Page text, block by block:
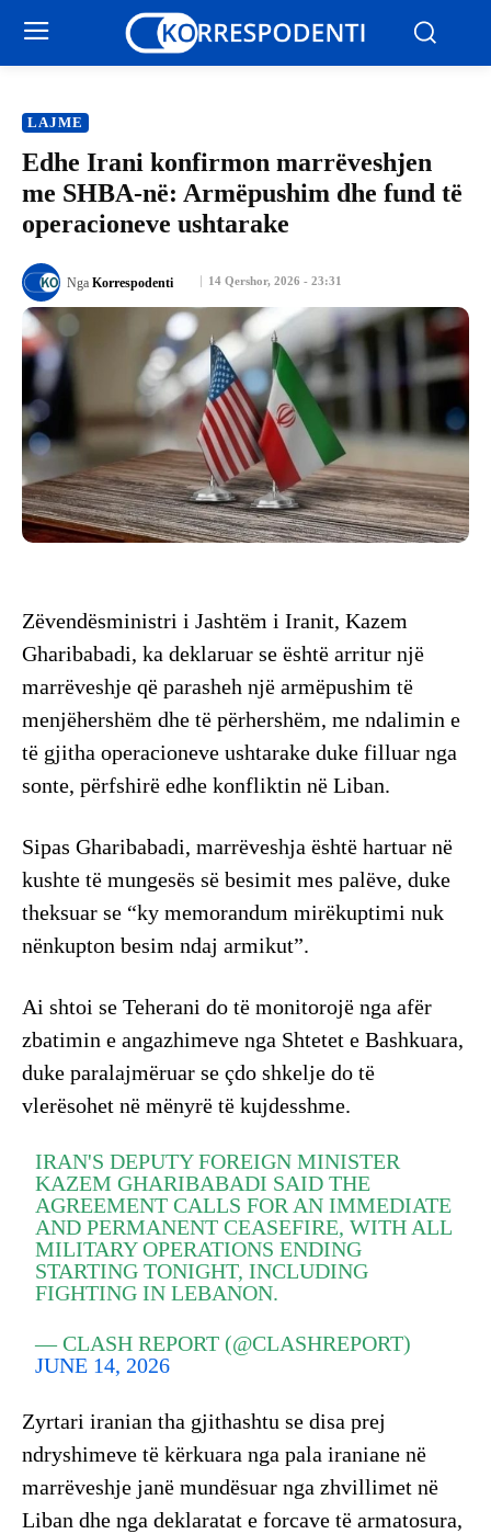
LAJME
Edhe Irani konfirmon marrëveshjen
me SHBA-në: Armëpushim dhe fund të
operacioneve ushtarake
14 Qershor, 2026 - 23:31
Nga Korrespodenti
Zëvendësministri i Jashtëm i Iranit, Kazem
Gharibabadi, ka deklaruar se është arritur një
marrëveshje që parasheh një armëpushim të
menjëhershëm dhe të përhershëm, me ndalimin e
të gjitha operacioneve ushtarake duke filluar nga
sonte, përfshirë edhe konfliktin në Liban.
Sipas Gharibabadi, marrëveshja është hartuar në
kushte të mungesës së besimit mes palëve, duke
theksuar se “ky memorandum mirëkuptimi nuk
nënkupton besim ndaj armikut”.
Ai shtoi se Teherani do të monitorojë nga afër
zbatimin e angazhimeve nga Shtetet e Bashkuara,
duke paralajmëruar se çdo shkelje do të
vlerësohet në mënyrë të kujdesshme.
IRAN'S DEPUTY FOREIGN MINISTER
KAZEM GHARIBABADI SAID THE
AGREEMENT CALLS FOR AN IMMEDIATE
AND PERMANENT CEASEFIRE, WITH ALL
MILITARY OPERATIONS ENDING
STARTING TONIGHT, INCLUDING
FIGHTING IN LEBANON.
— CLASH REPORT (@CLASHREPORT)
JUNE 14, 2026
Zyrtari iranian tha gjithashtu se disa prej
ndryshimeve të kërkuara nga pala iraniane në
marrëveshje janë mundësuar nga zhvillimet në
Liban dhe nga deklaratat e forcave të armatosura,